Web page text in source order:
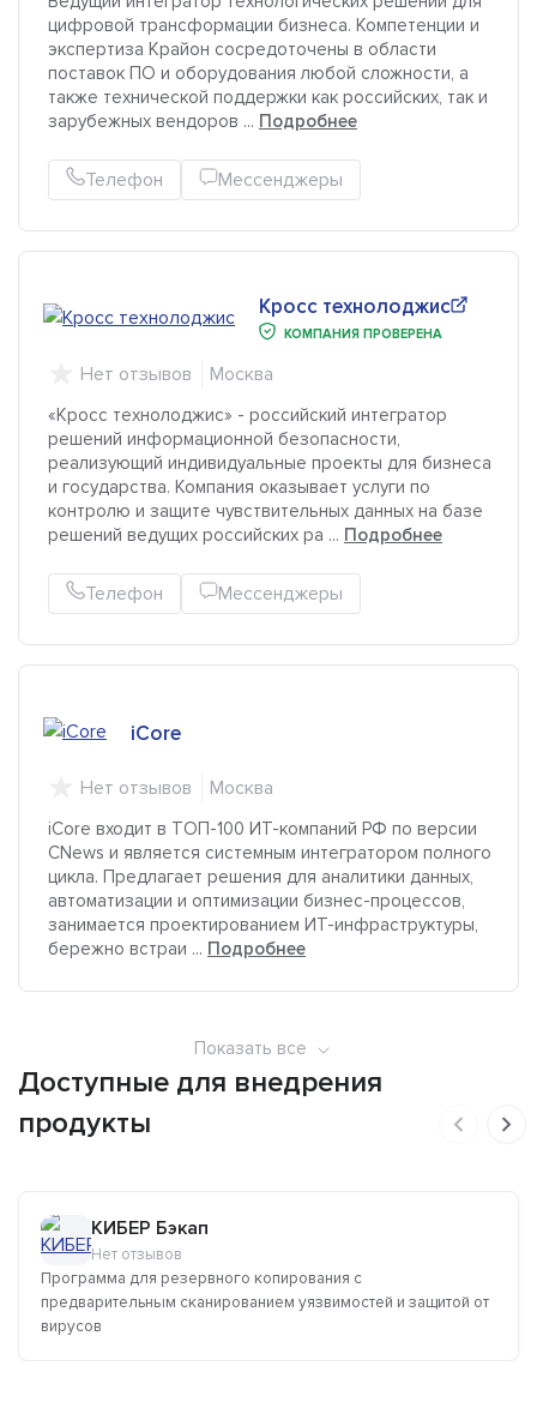
цифровой трансформации бизнеса. Компетенции и
экспертиза Крайон сосредоточены в области
поставок ПО и оборудования любой сложности, а
также технической поддержки как российских, так и
зарубежных вендоров ... Подробнее
Телефон Мессенджеры
Кросс технолоджис
КОМПАНИЯ ПРОВЕРЕНА
Нет отзывов Москва
«Кросс технолоджис» - российский интегратор
решений информационной безопасности,
реализующий индивидуальные проекты для бизнеса
и государства. Компания оказывает услуги по
контролю и защите чувствительных данных на базе
решений ведущих российских ра ... Подробнее
Телефон Мессенджеры
iCore
Нет отзывов Москва
iCore входит в ТОП-100 ИТ-компаний РФ по версии
CNews и является системным интегратором полного
цикла. Предлагает решения для аналитики данных,
автоматизации и оптимизации бизнес-процессов,
занимается проектированием ИТ-инфраструктуры,
бережно встраи ... Подробнее
Показать все
Доступные для внедрения
продукты
КИБЕР Бэкап
Нет отзывов
Программа для резервного копирования с
предварительным сканированием уязвимостей и защитой от
вирусов